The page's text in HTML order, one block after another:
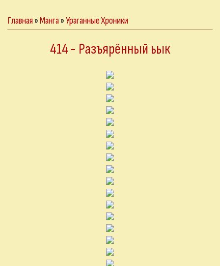
Главная»Манга»Ураганные Хроники
414 - Разъярённый ьык